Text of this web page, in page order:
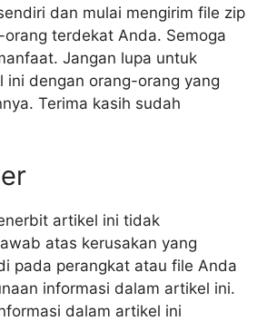
dan mulai mengirim file zip
terdekat Anda. Semoga
Jangan lupa untuk
ini dengan orang-orang yang
Terima kasih sudah
artikel ini tidak
atas kerusakan yang
pada perangkat atau file Anda
informasi dalam artikel ini.
dalam artikel ini